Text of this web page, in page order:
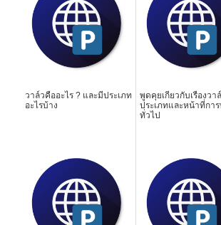
วาล์วคืออะไร ? และมีประเภท
อะไรบ้าง
พูดคุยเกี่ยวกับเรื่องวา
ประเภทและหน้าที่กา
ทั่วไป